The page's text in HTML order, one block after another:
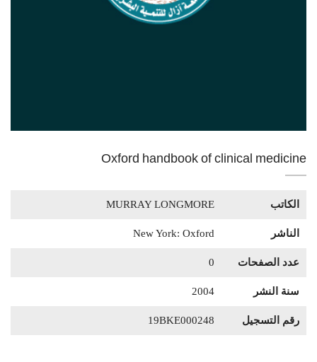
Oxford handbook of clinical medicine
الكاتب MURRAY LONGMORE
الناشر New York: Oxford
عدد الصفحات 0
سنة النشر 2004
رقم التسجيل 19BKE000248